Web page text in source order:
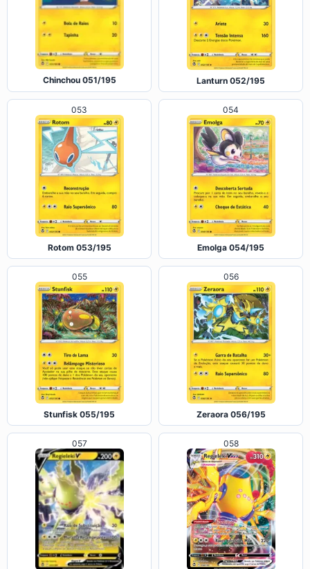
Chinchou 051/195 Lanturn 052/195
053
Rotom 053/195
054
Emolga 054/195
055
Stunfisk 055/195
056
Zeraora 056/195
057 058